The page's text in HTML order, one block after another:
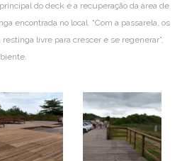
do deck é a recuperação da área de
encontrada no local. “Com a passarela, os
livre para crescer e se regenerar”,